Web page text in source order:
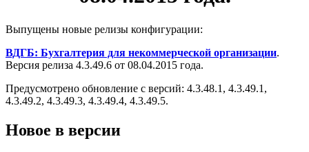
Выпущены новые релизы конфигурации:
ВДГБ: Бухгалтерия для некоммерческой организации.
Версия релиза 4.3.49.6 от 08.04.2015 года.
Предусмотрено обновление с версий: 4.3.48.1, 4.3.49.1,
4.3.49.2, 4.3.49.3, 4.3.49.4, 4.3.49.5.
Новое в версии